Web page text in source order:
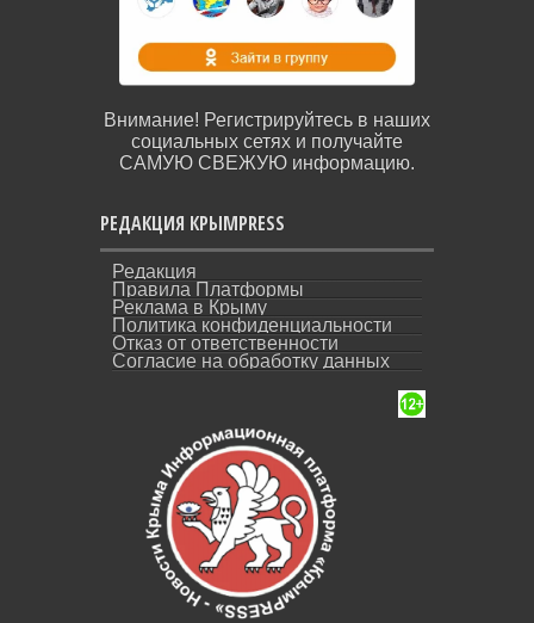
Внимание! Регистрируйтесь в наших
социальных сетях и получайте
САМУЮ СВЕЖУЮ информацию.
РЕДАКЦИЯ КРЫМPRESS
Редакция
Правила Платформы
Реклама в Крыму
Политика конфиденциальности
Отказ от ответственности
Согласие на обработку данных